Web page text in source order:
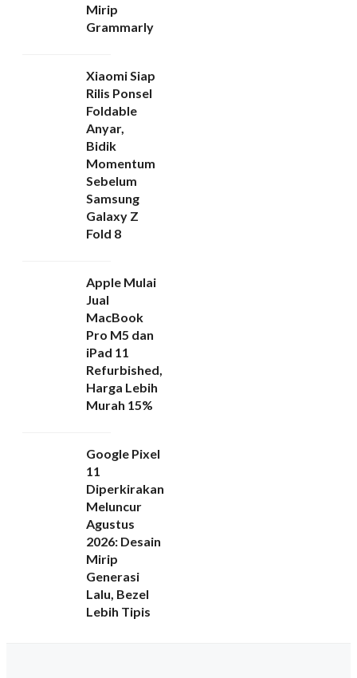
Mirip
Grammarly
Xiaomi Siap
Rilis Ponsel
Foldable
Anyar,
Bidik
Momentum
Sebelum
Samsung
Galaxy Z
Fold 8
Apple Mulai
Jual
MacBook
Pro M5 dan
iPad 11
Refurbished,
Harga Lebih
Murah 15%
Google Pixel
11
Diperkirakan
Meluncur
Agustus
2026: Desain
Mirip
Generasi
Lalu, Bezel
Lebih Tipis